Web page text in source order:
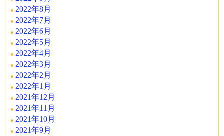
2022年8月
2022年7月
2022年6月
2022年5月
2022年4月
2022年3月
2022年2月
2022年1月
2021年12月
2021年11月
2021年10月
2021年9月